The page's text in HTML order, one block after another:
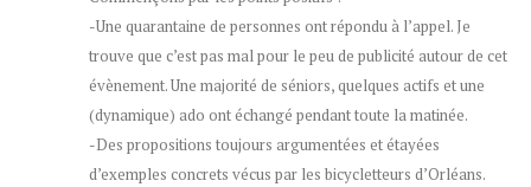
-Une quarantaine de personnes ont répondu à l’appel. Je
trouve que c’est pas mal pour le peu de publicité autour de cet
évènement. Une majorité de séniors, quelques actifs et une
(dynamique) ado ont échangé pendant toute la matinée.
-Des propositions toujours argumentées et étayées
d’exemples concrets vécus par les bicycletteurs d’Orléans.